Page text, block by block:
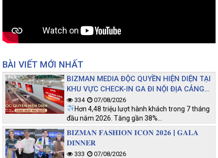
BÀI VIẾT MỚI NHẤT
BIZMAN MEDIA ĐỘC QUYỀN HIỆN DIỆN TẠI
KHU VỰC CHECK-IN GA ĐI NỘI ĐỊA CẢNG
HKQT PHÚ QUỐC
334 07/08/2026
Hơn 4,48 triệu lượt hành khách trong 7 tháng
đầu năm 2026. Tăng gần 38%…
𝐁𝐈𝐙𝐌𝐀𝐍 𝐅𝐀𝐒𝐇𝐈𝐎𝐍 𝐈𝐂𝐎𝐍 𝟐𝟎𝟐𝟔 | 𝐆𝐀𝐋𝐀
𝐃𝐈𝐍𝐍𝐄𝐑
333 07/08/2026